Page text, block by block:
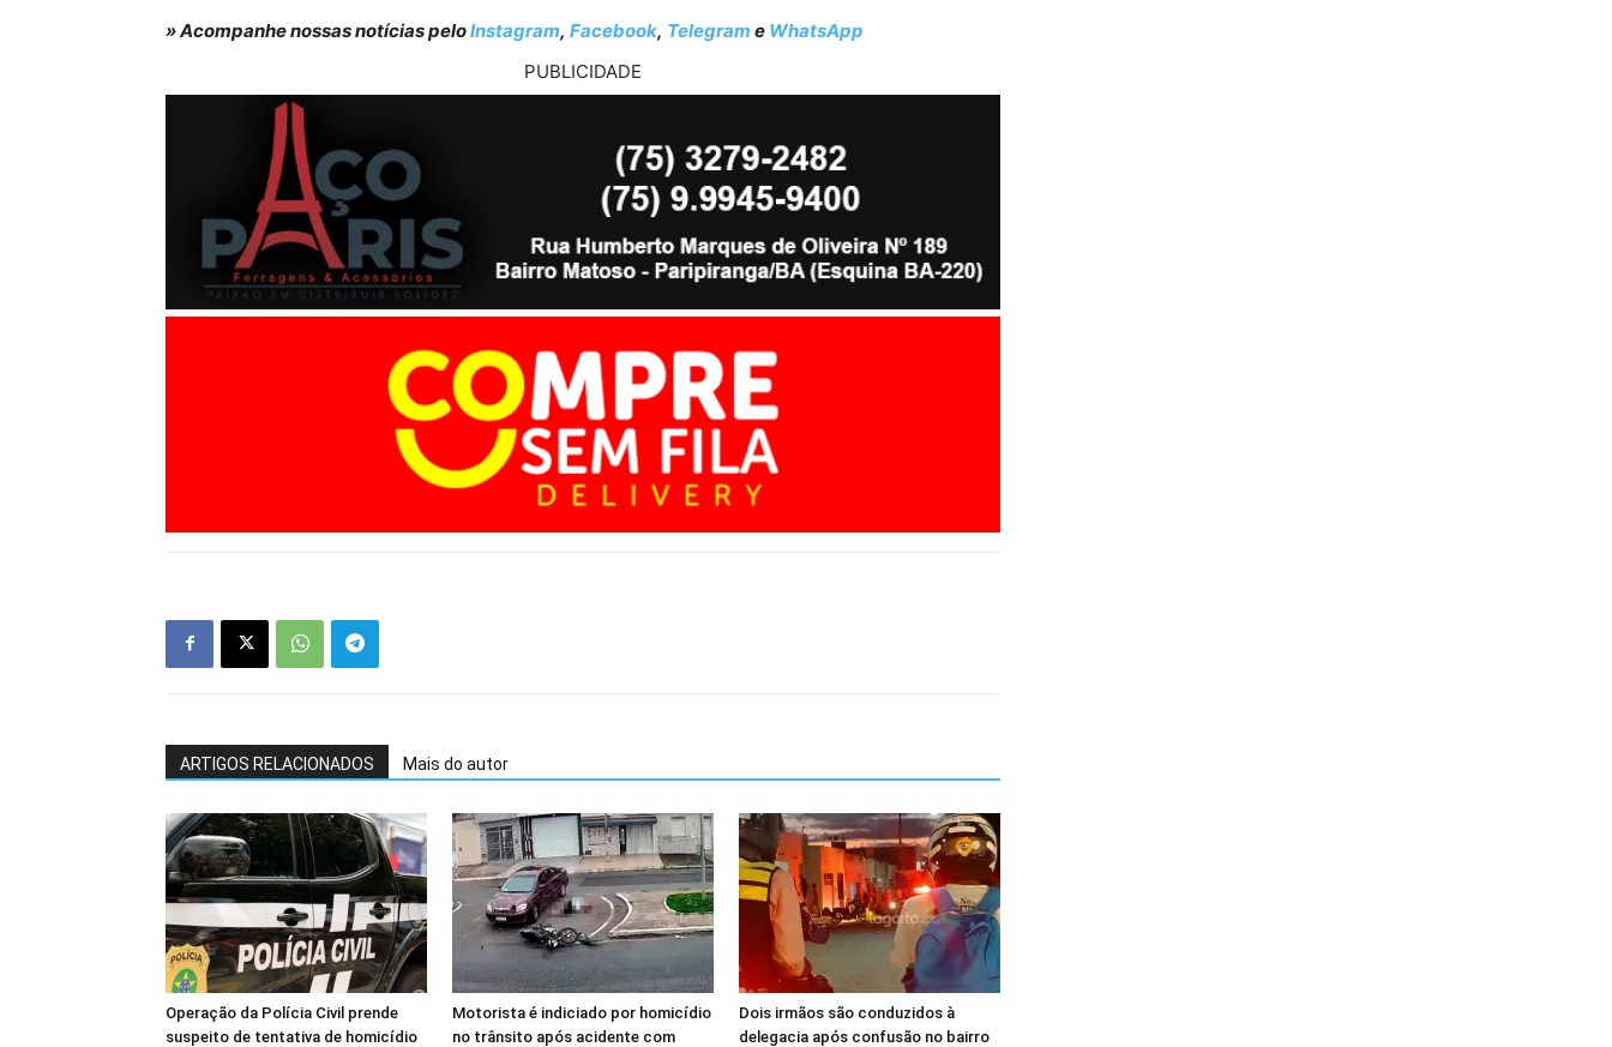
» Acompanhe nossas notícias peloInstagram, Facebook, Telegram e WhatsApp
PUBLICIDADE
ARTIGOS RELACIONADOS Mais do autor
Operação da Polícia Civil prende
suspeito de tentativa de homicídio
Motorista é indiciado por homicídio
no trânsito após acidente com
Dois irmãos são conduzidos à
delegacia após confusão no bairro